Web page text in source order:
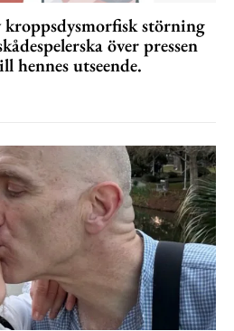
störning
över pressen
hennes utseende.